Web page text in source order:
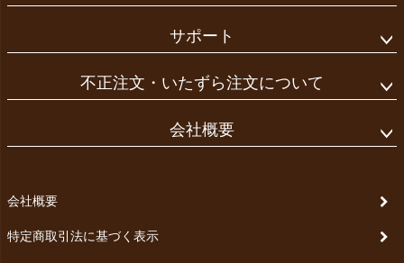
サポート
不正注文・いたずら注文について
会社概要
会社概要
特定商取引法に基づく表示